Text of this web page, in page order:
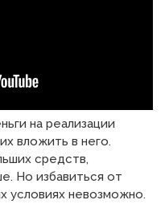
на реализации
вложить в него.
средств,
Но избавиться от
условиях невозможно.